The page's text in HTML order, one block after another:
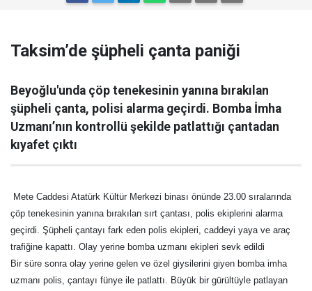
Taksim’de şüpheli çanta paniği
Beyoğlu'unda çöp tenekesinin yanına bırakılan
şüpheli çanta, polisi alarma geçirdi. Bomba İmha
Uzmanı’nın kontrollü şekilde patlattığı çantadan
kıyafet çıktı
Mete Caddesi Atatürk Kültür Merkezi binası önünde 23.00 sıralarında
çöp tenekesinin yanına bırakılan sırt çantası, polis ekiplerini alarma
geçirdi. Şüpheli çantayı fark eden polis ekipleri, caddeyi yaya ve araç
trafiğine kapattı. Olay yerine bomba uzmanı ekipleri sevk edildi
Bir süre sonra olay yerine gelen ve özel giysilerini giyen bomba imha
uzmanı polis, çantayı fünye ile patlattı. Büyük bir gürültüyle patlayan